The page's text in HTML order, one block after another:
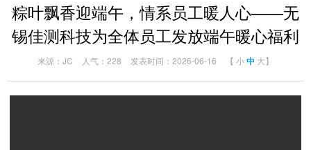
粽叶飘香迎端午，情系员工暖人心——无
锡佳测科技为全体员工发放端午暖心福利
来源：JC 人气：228 发表时间：2026-06-16 【 小中 大】